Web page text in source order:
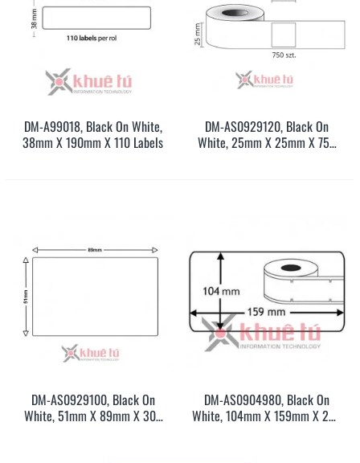
DM-A99018, Black On White,
38mm X 190mm X 110 Labels
DM-AS0929120, Black On
White, 25mm X 25mm X 750
DM-AS0929100, Black On
White, 51mm X 89mm X 300
DM-AS0904980, Black On
White, 104mm X 159mm X 220